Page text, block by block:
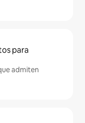
para
admiten